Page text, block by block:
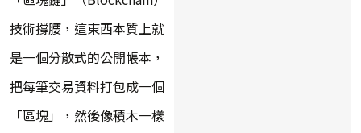
技術撐腰，這東西本質上就
是一個分散式的公開帳本，
把每筆交易資料打包成一個
「區塊」，然後像積木一樣